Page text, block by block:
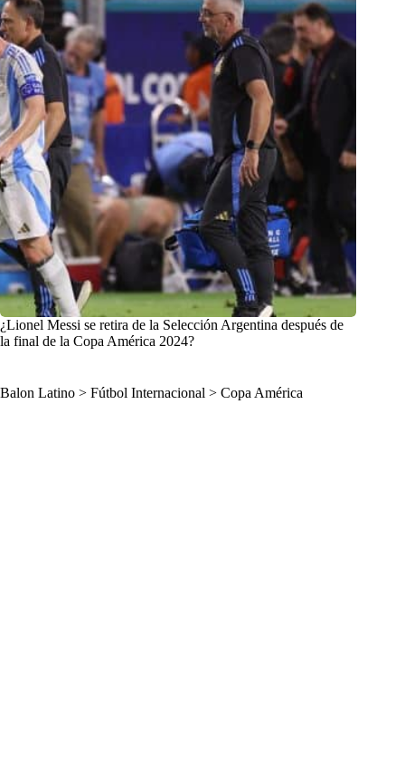
¿Lionel Messi se retira de la Selección Argentina después de
la final de la Copa América 2024?
Balon Latino > Fútbol Internacional > Copa América